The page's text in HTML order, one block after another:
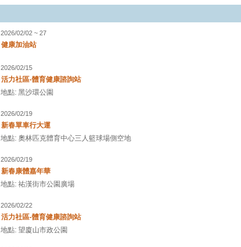
2026/02/02 ~ 27
健康加油站
2026/02/15
活力社區-體育健康諮詢站
地點: 黑沙環公園
2026/02/19
新春單車行大運
地點: 奧林匹克體育中心三人籃球場側空地
2026/02/19
新春康體嘉年華
地點: 祐漢街市公園廣場
2026/02/22
活力社區-體育健康諮詢站
地點: 望廈山市政公園